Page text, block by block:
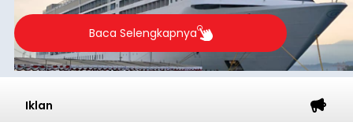
Baca Selengkapnya
Iklan